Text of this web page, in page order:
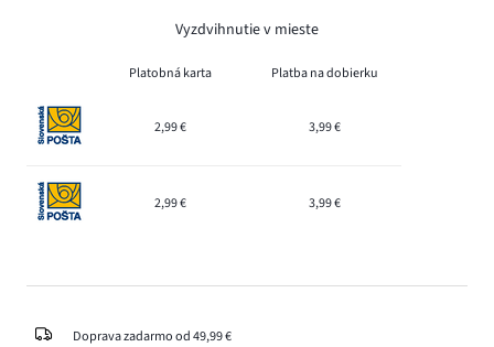
Vyzdvihnutie v mieste
Platobná karta Platba na dobierku
2,99 € 3,99 €
2,99 € 3,99 €
Doprava zadarmo od 49,99 €